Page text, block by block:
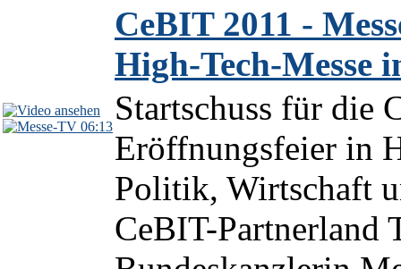
06:13
CeBIT 2011 -
High-Tech-Messe
Startschuss für die
Eröffnungsfeier in
Politik, Wirtschaft
CeBIT-Partnerland